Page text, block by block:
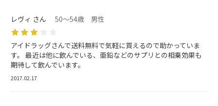
レヴィ さん 50～54歳 男性
アイドラッグさんで送料無料で気軽に買えるので助かっていま
す。 最近は他に飲んでいる、亜鉛などのサプリとの相乗効果も
期待して飲んでいます。
2017.02.17